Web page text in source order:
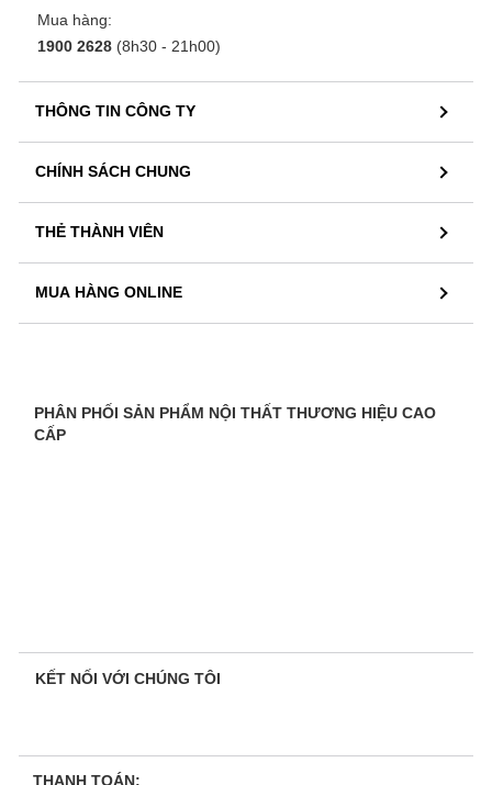
Mua hàng:
1900 2628 (8h30 - 21h00)
THÔNG TIN CÔNG TY
CHÍNH SÁCH CHUNG
THẺ THÀNH VIÊN
MUA HÀNG ONLINE
PHÂN PHỐI SẢN PHẨM NỘI THẤT THƯƠNG HIỆU CAO
CẤP
KẾT NỐI VỚI CHÚNG TÔI
THANH TOÁN: